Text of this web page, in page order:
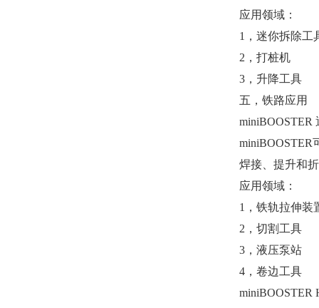
应用领域：
1，迷你拆除工
2，打桩机
3，升降工具
五，铁路应用
miniBOOSTER
miniBOOSTER
焊接、提升和
应用领域：
1，铁轨拉伸装
2，切割工具
3，液压泵站
4，卷边工具
miniBOOSTER